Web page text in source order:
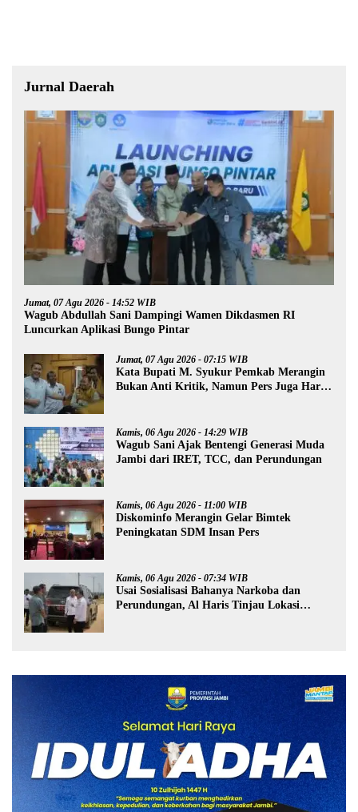
Jurnal Daerah
Jumat, 07 Agu 2026 - 14:52 WIB
Wagub Abdullah Sani Dampingi Wamen Dikdasmen RI
Luncurkan Aplikasi Bungo Pintar
Jumat, 07 Agu 2026 - 07:15 WIB
Kata Bupati M. Syukur Pemkab Merangin
Bukan Anti Kritik, Namun Pers Juga Harus
Kamis, 06 Agu 2026 - 14:29 WIB
Wagub Sani Ajak Bentengi Generasi Muda
Jambi dari IRET, TCC, dan Perundungan
Kamis, 06 Agu 2026 - 11:00 WIB
Diskominfo Merangin Gelar Bimtek
Peningkatan SDM Insan Pers
Kamis, 06 Agu 2026 - 07:34 WIB
Usai Sosialisasi Bahanya Narkoba dan
Perundungan, Al Haris Tinjau Lokasi